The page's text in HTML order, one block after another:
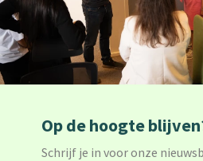
Op de hoogte
Schrijf je in voor onze